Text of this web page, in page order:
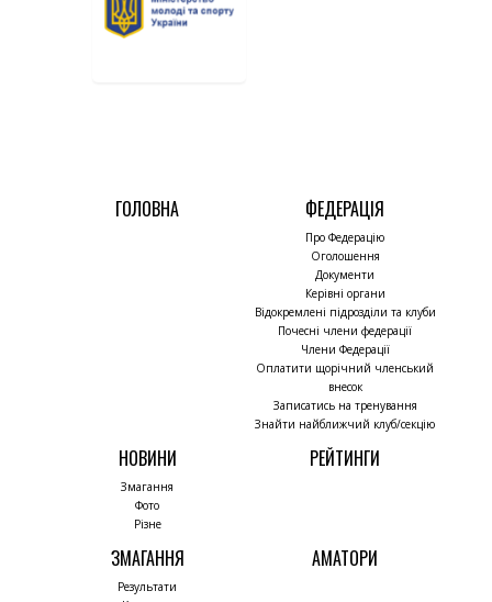
ГОЛОВНА ФЕДЕРАЦІЯ
Про Федерацію
Оголошення
Документи
Керівні органи
Відокремлені підрозділи та клуби
Почесні члени федерації
Члени Федерації
Оплатити щорічний членський
внесок
Записатись на тренування
Знайти найближчий клуб/секцію
НОВИНИ
Змагання
Фото
Різне
РЕЙТИНГИ
ЗМАГАННЯ
Результати
АМАТОРИ